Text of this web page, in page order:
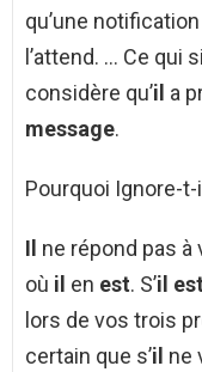
qu’une
l’attend. … Ce qui
considère qu’il a
message.
Pourquoi Ignore-
Il ne répond pas à
où il en est. S’il est
lors de vos trois
certain que s’il ne